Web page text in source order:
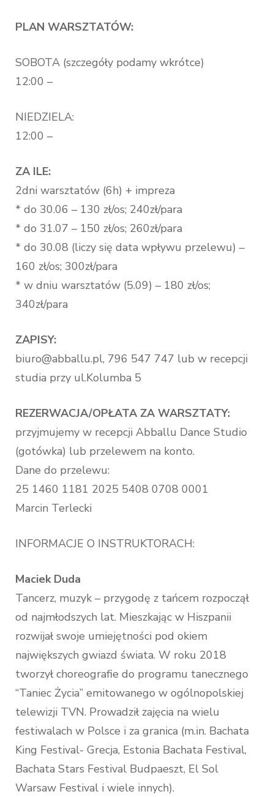
PLAN WARSZTATÓW:
SOBOTA (szczegóły podamy wkrótce)
12:00 –
NIEDZIELA:
12:00 –
ZA ILE:
2dni warsztatów (6h) + impreza
* do 30.06 – 130 zł/os; 240zł/para
* do 31.07 – 150 zł/os; 260zł/para
* do 30.08 (liczy się data wpływu przelewu) –
160 zł/os; 300zł/para
* w dniu warsztatów (5.09) – 180 zł/os;
340zł/para
ZAPISY:
biuro@abballu.pl, 796 547 747 lub w recepcji
studia przy ul.Kolumba 5
REZERWACJA/OPŁATA ZA WARSZTATY:
przyjmujemy w recepcji Abballu Dance Studio
(gotówka) lub przelewem na konto.
Dane do przelewu:
25 1460 1181 2025 5408 0708 0001
Marcin Terlecki
INFORMACJE O INSTRUKTORACH:
Maciek Duda
Tancerz, muzyk – przygodę z tańcem rozpoczął
od najmłodszych lat. Mieszkając w Hiszpanii
rozwijał swoje umiejętności pod okiem
największych gwiazd świata. W roku 2018
tworzył choreografie do programu tanecznego
“Taniec Życia” emitowanego w ogólnopolskiej
telewizji TVN. Prowadził zajęcia na wielu
festiwalach w Polsce i za granica (m.in. Bachata
King Festival- Grecja, Estonia Bachata Festival,
Bachata Stars Festival Budpaeszt, El Sol
Warsaw Festival i wiele innych).